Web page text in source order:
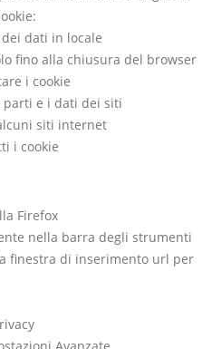
dati in locale
fino alla chiusura del browser
i cookie
parti e i dati dei siti
siti internet
i cookie
Firefox
nella barra degli strumenti
finestra di inserimento url per
Avanzate